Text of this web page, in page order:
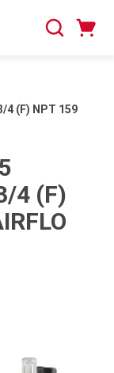
Recherche
4 (F) NPT 159
4 (F)